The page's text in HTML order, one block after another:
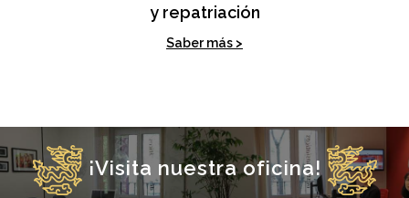
y repatriación
Saber más >
¡Visita nuestra oficina!